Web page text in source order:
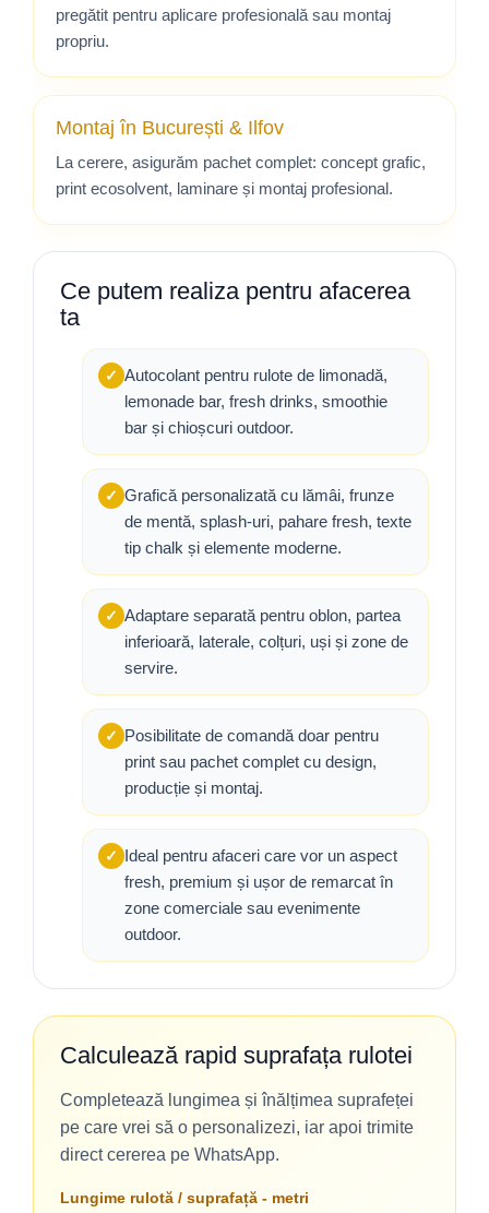
pregătit pentru aplicare profesională sau montaj
propriu.
Montaj în București & Ilfov
La cerere, asigurăm pachet complet: concept grafic,
print ecosolvent, laminare și montaj profesional.
Ce putem realiza pentru afacerea
ta
✓ Autocolant pentru rulote de limonadă,
lemonade bar, fresh drinks, smoothie
bar și chioșcuri outdoor.
✓ Grafică personalizată cu lămâi, frunze
de mentă, splash-uri, pahare fresh, texte
tip chalk și elemente moderne.
✓ Adaptare separată pentru oblon, partea
inferioară, laterale, colțuri, uși și zone de
servire.
✓ Posibilitate de comandă doar pentru
print sau pachet complet cu design,
producție și montaj.
✓ Ideal pentru afaceri care vor un aspect
fresh, premium și ușor de remarcat în
zone comerciale sau evenimente
outdoor.
Calculează rapid suprafața rulotei
Completează lungimea și înălțimea suprafeței
pe care vrei să o personalizezi, iar apoi trimite
direct cererea pe WhatsApp.
Lungime rulotă / suprafață - metri